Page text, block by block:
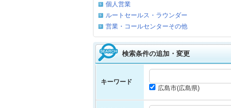
個人営業
ルートセールス・ラウンダー
営業・コールセンターその他
検索条件の追加・変更
キーワード
広島市(広島県)